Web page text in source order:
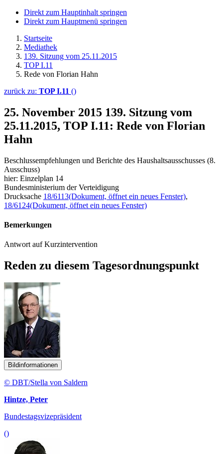
Direkt zum Hauptinhalt springen
Direkt zum Hauptmenü springen
Startseite
Mediathek
139. Sitzung vom 25.11.2015
TOP I.11
Rede von Florian Hahn
zurück zu: TOP I.11 ()
25. November 2015 139. Sitzung vom
25.11.2015, TOP I.11: Rede von Florian
Hahn
Beschlussempfehlungen und Berichte des Haushaltsausschusses (8.
Ausschuss)
hier: Einzelplan 14
Bundesministerium der Verteidigung
Drucksache 18/6113(Dokument, öffnet ein neues Fenster),
18/6124(Dokument, öffnet ein neues Fenster)
Bemerkungen
Antwort auf Kurzintervention
Reden zu diesem Tagesordnungspunkt
Bildinformationen
© DBT/Stella von Saldern
Hintze, Peter
Bundestagsvizepräsident
()